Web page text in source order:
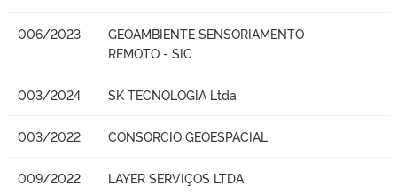
006/2023
GEOAMBIENTE SENSORIAMENTO
REMOTO - SIC
003/2024 SK TECNOLOGIA Ltda
003/2022 CONSORCIO GEOESPACIAL
009/2022 LAYER SERVIÇOS LTDA